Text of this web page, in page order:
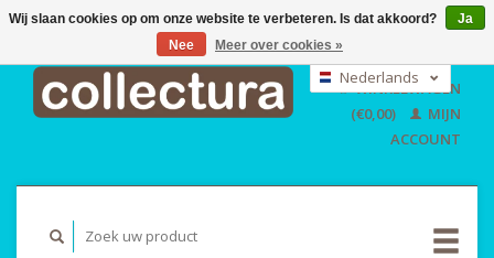
EUR
GBP
USD
Nederlands
English
WINKELWAGEN
(€0,00)
MIJN
ACCOUNT
Wij slaan cookies op om onze website te verbeteren. Is dat akkoord?
Ja
Nee
Meer over cookies »